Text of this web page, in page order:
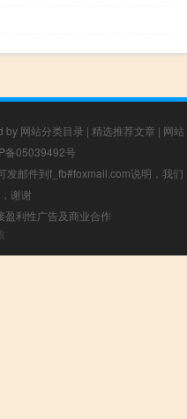
by 网站分类目录 | 精选推荐文章 | 网站
备05039492号
发邮件到f_fb#foxmail.com说明，我们
谢谢
盈利性广告及商业合作